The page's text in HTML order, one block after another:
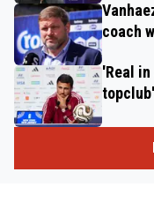
coach
'Real
topclub'